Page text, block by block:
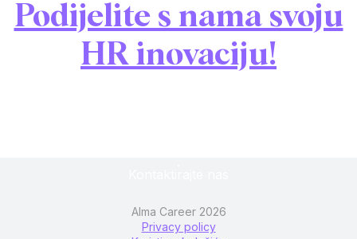
Podijelite s nama svoju
HR inovaciju!
Alma Career 2026
Privacy policy